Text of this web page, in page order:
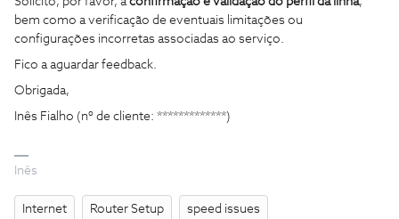
bem como a verificação de eventuais limitações ou
configurações incorretas associadas ao serviço.
Fico a aguardar feedback.
Obrigada,
Inês Fialho (nº de cliente: *************)
Inês
Internet Router Setup speed issues